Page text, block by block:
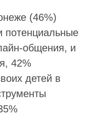
(46%)
потенциальные
общения, и
42%
детей в